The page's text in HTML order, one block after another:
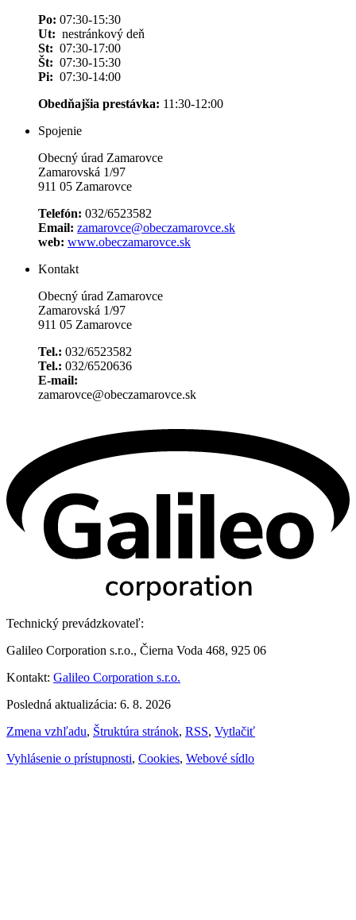
Po: 07:30-15:30
Ut: nestránkový deň
St: 07:30-17:00
Št: 07:30-15:30
Pi: 07:30-14:00
Obedňajšia prestávka: 11:30-12:00
Spojenie
Obecný úrad Zamarovce
Zamarovská 1/97
911 05 Zamarovce
Telefón: 032/6523582
Email: zamarovce@obeczamarovce.sk
web: www.obeczamarovce.sk
Kontakt
Obecný úrad Zamarovce
Zamarovská 1/97
911 05 Zamarovce
Tel.: 032/6523582
Tel.: 032/6520636
E-mail:
zamarovce@obeczamarovce.sk
Technický prevádzkovateľ:
Galileo Corporation s.r.o., Čierna Voda 468, 925 06
Kontakt: Galileo Corporation s.r.o.
Posledná aktualizácia: 6. 8. 2026
Zmena vzhľadu, Štruktúra stránok, RSS, Vytlačiť
Vyhlásenie o prístupnosti, Cookies, Webové sídlo